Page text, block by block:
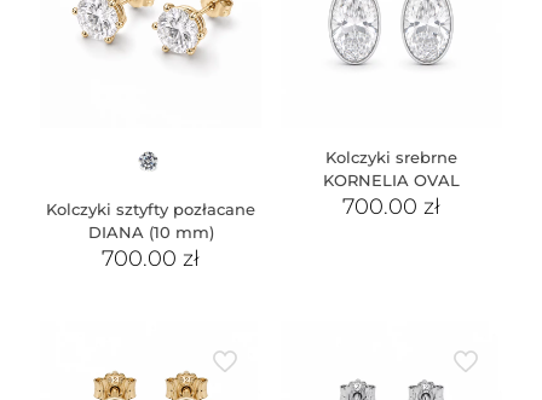
Kolczyki sztyfty pozłacane
DIANA (10 mm)
700.00zł
Kolczyki srebrne
KORNELIA OVAL
700.00 zł